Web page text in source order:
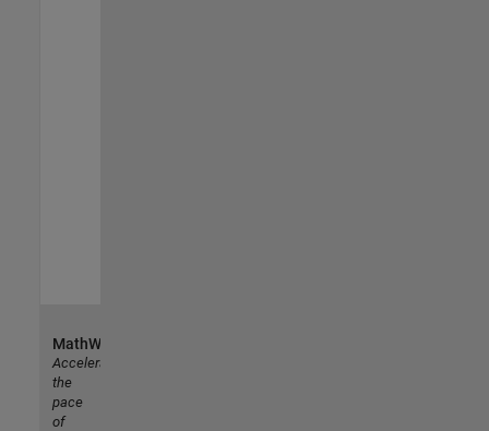
MathWorks
Accelerating
the
pace
of